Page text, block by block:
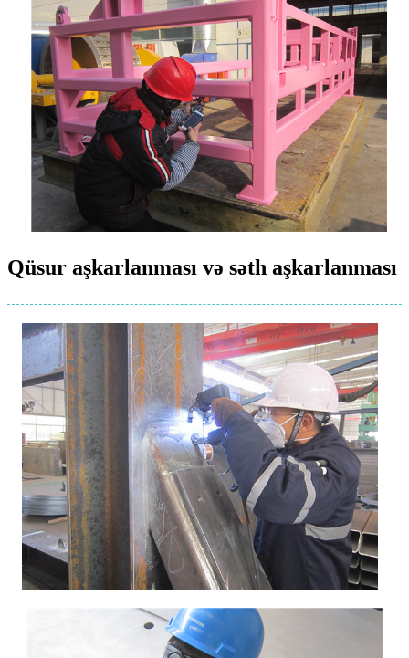
Qüsur aşkarlanması və səth aşkarlanması